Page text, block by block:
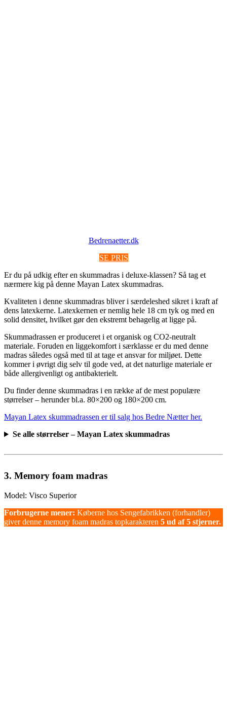
Bedrenaetter.dk
SE PRIS
Er du på udkig efter en skummadras i deluxe-klassen? Så tag et
nærmere kig på denne Mayan Latex skummadras.
Kvaliteten i denne skummadras bliver i særdeleshed sikret i kraft af
dens latexkerne. Latexkernen er nemlig hele 18 cm tyk og med en
solid densitet, hvilket gør den ekstremt behagelig at ligge på.
Skummadrassen er produceret i et organisk og CO2-neutralt
materiale. Foruden en liggekomfort i særklasse er du med denne
madras således også med til at tage et ansvar for miljøet. Dette
kommer i øvrigt dig selv til gode ved, at det naturlige materiale er
både allergivenligt og antibakterielt.
Du finder denne skummadras i en række af de mest populære
størrelser – herunder bl.a. 80×200 og 180×200 cm.
Mayan Latex skummadrassen er til salg hos Bedre Nætter her.
Se alle størrelser – Mayan Latex skummadras
3. Memory foam madras
Model: Visco Superior
Forbrugerne mener: Køberne hos Sengefabrikken (forhandler)
giver denne memory foam madras topkarakteren 5 ud af 5 stjerner.